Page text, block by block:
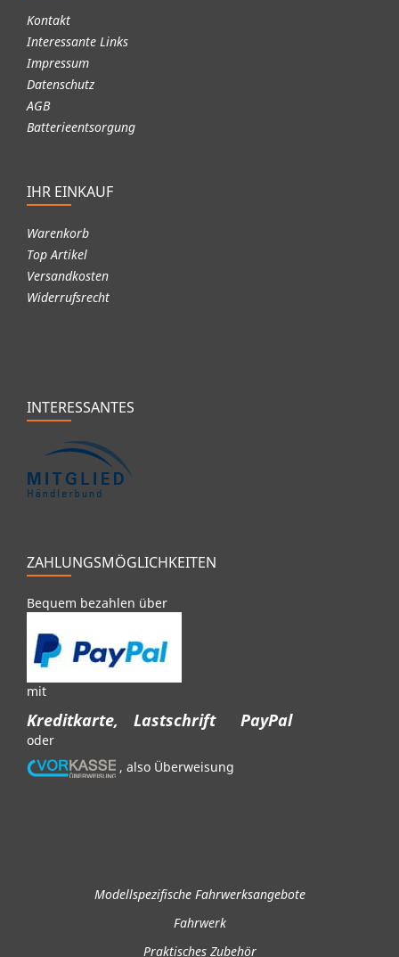
Kontakt
Interessante Links
Impressum
Datenschutz
AGB
Batterieentsorgung
IHR EINKAUF
Warenkorb
Top Artikel
Versandkosten
Widerrufsrecht
INTERESSANTES
ZAHLUNGSMÖGLICHKEITEN
Bequem bezahlen über
mit
Kreditkarte, Lastschrift PayPal
oder
, also Überweisung
Modellspezifische Fahrwerksangebote
Fahrwerk
Praktisches Zubehör